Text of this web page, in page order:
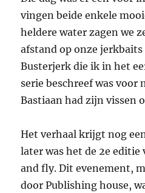
vingen beide enkele
heldere water zagen we
afstand op onze jerkbaits
Busterjerk die ik in het
serie beschreef was voor
Bastiaan had zijn vissen
Het verhaal krijgt nog
later was het de 2e editie
and fly. Dit evenement,
door Publishing house,